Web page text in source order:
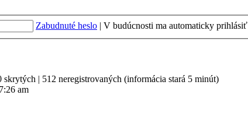
Zabudnuté heslo | V budúcnosti ma automaticky prihlásiť
| 512 neregistrovaných (informácia stará 5 minút)
am